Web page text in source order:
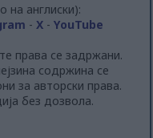
на англиски):
- X- YouTube
права се задржани.
содржина се
за авторски права.
без дозвола.